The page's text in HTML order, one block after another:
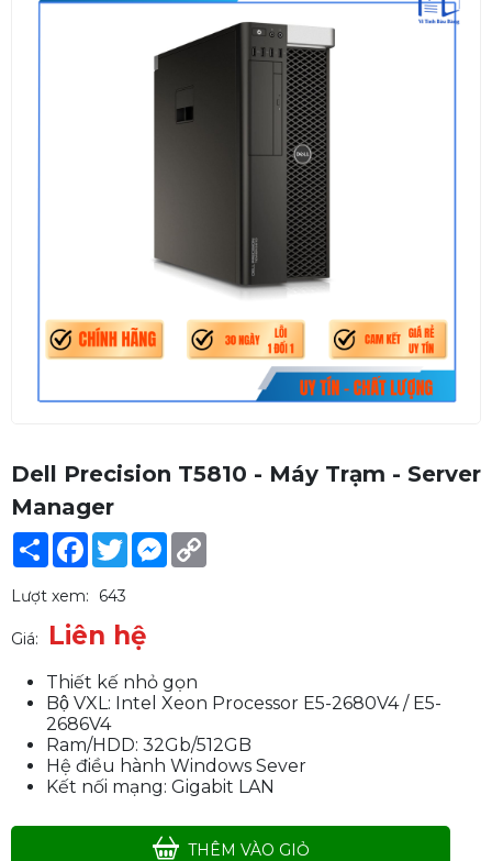
Dell Precision T5810 - Máy Trạm - Server
Manager
Share Facebook
TwitterMessenger
Lượt xem:
643
Giá: Liên hệ
Thiết kế nhỏ gọn
Bộ VXL: Intel Xeon Processor E5-2680V4 / E5-
2686V4
Ram/HDD: 32Gb/512GB
Hệ điều hành Windows Sever
Kết nối mạng: Gigabit LAN
THÊM VÀO GIỎ
Máy Bộ Văn Phòng Cấu Hình
Cao(i5-Gen12, Ram 16, SSD
515GB, 24Inch
Liên hệ